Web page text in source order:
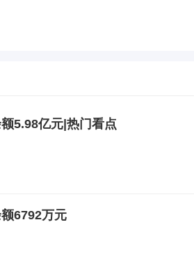
5.98亿元|热门看点
6792万元